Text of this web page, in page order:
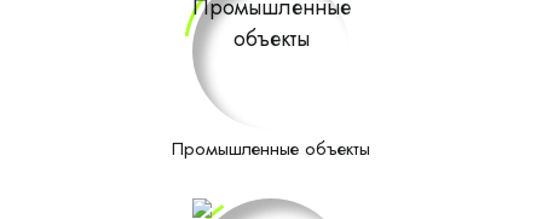
Промышленные объекты